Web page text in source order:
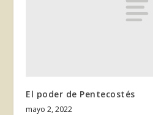
El poder de Pentecostés
mayo 2, 2022